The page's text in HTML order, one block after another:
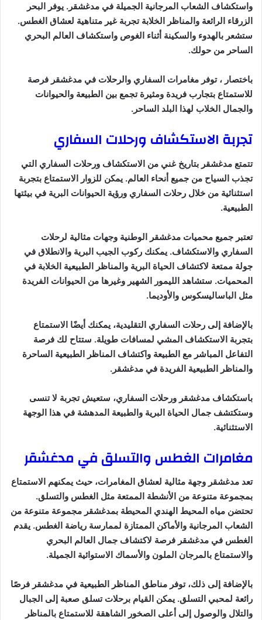
واستكشاف الشعاب المرجانية الجميلة في مدغشقر. يوفر البحر
الزرقاء الرائعة والمناظر الخلابة تجربة غير متناهية لعشاق الغطس.
ستشعر بالهدوء والسكينة أثناء الغوص واستكشاف العالم البحري
الساحر من حولك.
باختصار ، توفر مغامرات السفاري والرحلات في مدغشقر فرصة
للاستمتاع بتجارب فريدة ومثيرة تجمع بين الطبيعة والحيوانات
والجمال الخلاب لهذا البلد الساحر.
تجربة الاستكشاف ورحلات السفاري
تتمتع مدغشقر بتاريخ غني من الاستكشاف ورحلات السفاري التي
تجذب السياح من جميع أنحاء العالم. يمكن للزوار الاستمتاع بتجربة
استثنائية من خلال رحلات السفاري ورؤية الحيوانات البرية في بيئتها
الطبيعية.
تعتبر جميع محميات مدغشقر الوطنية وجهات مثالية لرحلات
السفاري والاستكشاف. يمكنك ركوب الجيب البرية والانطلاق في
جولة ممتعة لاكتشاف الحياة البرية والمناظر الطبيعية الخلابة في
المحميات. ستشاهد الليمور الشهير وغيرها من الحيوانات الفريدة
مثل الباساليسكوس والأوديما.
بالإضافة إلى رحلات السفاري التقليدية، يمكنك أيضًا الاستمتاع
بتجربة الاستكشاف المشي لمسافات طويلة. ستتاح لك فرصة
التفاعل المباشر مع الطبيعة واكتشاف المناظر الطبيعية الساحرة
والمناظر الطبيعية الفريدة في مدغشقر.
باستكشاف مدغشقر ورحلات السفاري، ستعيش تجربة لا تنسى
وستكتشف جمال الحياة البرية والطبيعة المدهشة في هذا الوجهة
الاستثنائية.
مغامرات الغطس والتسلق في مدغشقر
تعد مدغشقر وجهة مثالية لعشاق المغامرات، حيث يمكنهم الاستمتاع
بمجموعة متنوعة من الأنشطة الممتعة مثل الغطس والتسلق.
تحتضن مياه المحيط الهندي المحيطة بمدغشقر مجموعة متنوعة من
الشعاب المرجانية والأماكن الممتازة لممارسة رياضة الغطس. يقدم
الغطس في مدغشقر فرصة لاكتشاف جمال العالم البحري
والاستمتاع بالمرجان الملون والأسماك الاستوائية الجميلة.
بالإضافة إلى ذلك، توفر مناطق المناظر الطبيعية في مدغشقر فرصًا
رائعة لمحبي التسلق. يمكن القيام برحلات تسلق صعبة إلى الجبال
والتلال والوصول إلى أعلى الصخور الشاهقة للاستمتاع بالمناظر